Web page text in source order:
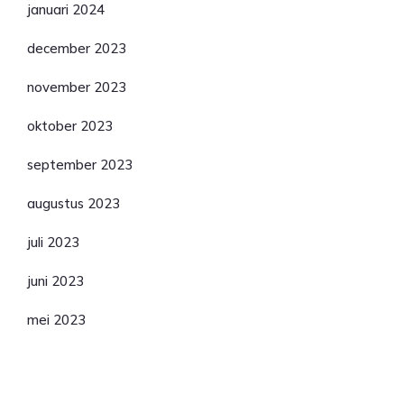
januari 2024
december 2023
november 2023
oktober 2023
september 2023
augustus 2023
juli 2023
juni 2023
mei 2023